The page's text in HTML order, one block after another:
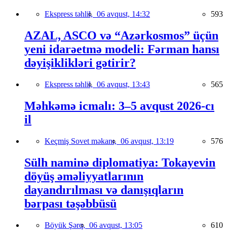
Ekspress təhlil, 06 avqust, 14:32 593
AZAL, ASCO və “Azərkosmos” üçün
yeni idarəetmə modeli: Fərman hansı
dəyişiklikləri gətirir?
Ekspress təhlil, 06 avqust, 13:43 565
Məhkəmə icmalı: 3–5 avqust 2026-cı
il
Keçmiş Sovet məkanı, 06 avqust, 13:19 576
Sülh naminə diplomatiya: Tokayevin
döyüş əməliyyatlarının
dayandırılması və danışıqların
bərpası təşəbbüsü
Böyük Şərq, 06 avqust, 13:05 610